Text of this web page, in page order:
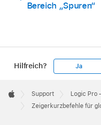
Bereich „Spuren“
Hilfreich? Ja
Footer

Apple
Support
Logic Pro
Zeigerkurzbefehle für